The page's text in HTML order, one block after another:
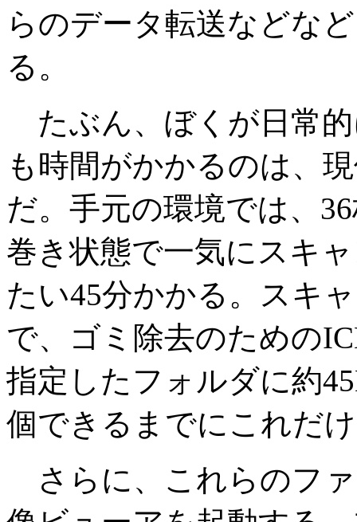
らのデータ転送などな
る。
たぶん、ぼくが日常
も時間がかかるのは、
だ。手元の環境では、
巻き状態で一気にスキ
たい45分かかる。スキ
で、ゴミ除去のための
指定したフォルダに約
個できるまでにこれだ
さらに、これらのフ